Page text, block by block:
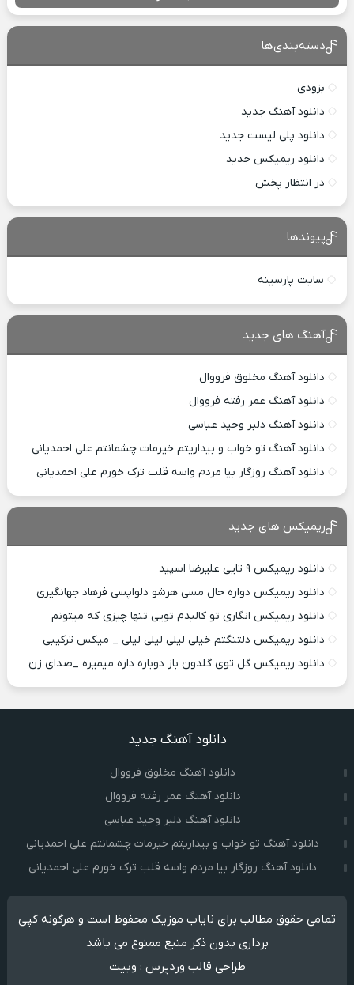
دسته‌بندی‌ها
بزودی
دانلود آهنگ جدید
دانلود پلی لیست جدید
دانلود ریمیکس جدید
در انتظار پخش
پیوندها
سایت پارسینه
آهنگ های جدید
دانلود آهنگ مخلوق فرووال
دانلود آهنگ عمر رفته فرووال
دانلود آهنگ دلبر وحید عباسی
دانلود آهنگ تو خواب و بیداریتم خیرمات چشمانتم علی احمدیانی
دانلود آهنگ روزگار بیا مردم واسه قلب ترک خورم علی احمدیانی
ریمیکس های جدید
دانلود ریمیکس ۹ تایی علیرضا اسپید
دانلود ریمیکس دواره حال مسی هرشو دلواپسی فرهاد جهانگیری
دانلود ریمیکس انگاری تو کالبدم تویی تنها چیزی که میتونم
دانلود ریمیکس دلتنگتم خیلی لیلی لیلی لیلی _ میکس ترکیبی
دانلود ریمیکس گل توی گلدون باز دوباره داره میمیره _صدای زن
دانلود آهنگ جدید
دانلود آهنگ مخلوق فرووال
دانلود آهنگ عمر رفته فرووال
دانلود آهنگ دلبر وحید عباسی
دانلود آهنگ تو خواب و بیداریتم خیرمات چشمانتم علی احمدیانی
دانلود آهنگ روزگار بیا مردم واسه قلب ترک خورم علی احمدیانی
تمامی حقوق مطالب برای نایاب موزیک محفوظ است و هرگونه کپی
برداری بدون ذکر منبع ممنوع می باشد
طراحی قالب وردپرس : وبیت